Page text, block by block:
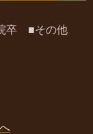
卒 ■その他